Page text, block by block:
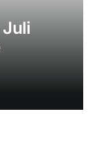
Juli